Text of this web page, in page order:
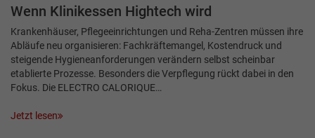
Wenn Klinikessen Hightech wird
Krankenhäuser, Pflegeeinrichtungen und Reha-Zentren müssen ihre
Abläufe neu organisieren: Fachkräftemangel, Kostendruck und
steigende Hygieneanforderungen verändern selbst scheinbar
etablierte Prozesse. Besonders die Verpflegung rückt dabei in den
Fokus. Die ELECTRO CALORIQUE…
Jetzt lesen